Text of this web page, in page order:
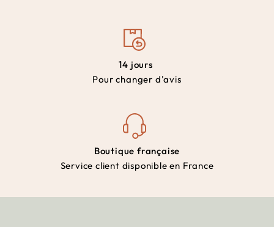
14 jours
Pour changer d'avis
Boutique française
Service client disponible en France